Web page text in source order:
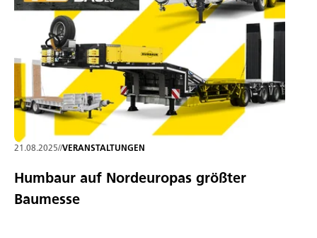
21.08.2025//VERANSTALTUNGEN
Humbaur auf Nordeuropas größter
Baumesse